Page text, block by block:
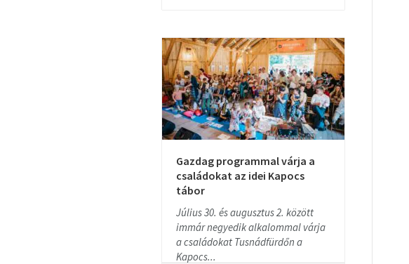
Gazdag programmal várja a
családokat az idei Kapocs
tábor
Július 30. és augusztus 2. között
immár negyedik alkalommal várja
a családokat Tusnádfürdőn a
Kapocs...